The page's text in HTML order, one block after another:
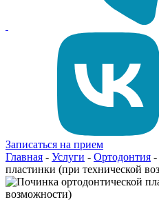
Записаться на прием
Главная - Услуги - Ортодонтия -
пластинки (при технической